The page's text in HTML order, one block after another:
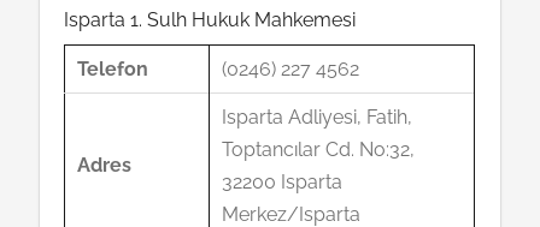
Isparta 1. Sulh Hukuk Mahkemesi
Telefon (0246) 227 4562
Adres
Isparta Adliyesi, Fatih,
Toptancılar Cd. No:32,
32200 Isparta
Merkez/Isparta